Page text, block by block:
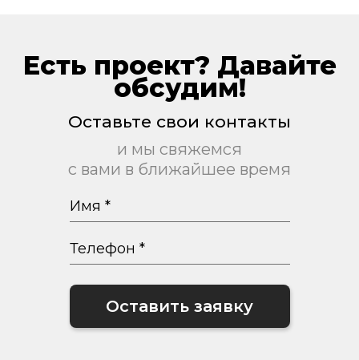
Есть проект? Давайте
обсудим!
Оставьте свои контакты
и мы свяжемся
с вами в ближайшее время